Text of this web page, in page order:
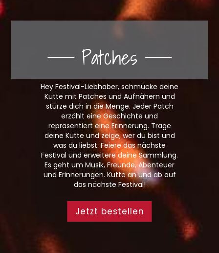
Patches
Hey Festival-Liebhaber, schmücke deine
Kutte mit Patches und Aufnähern und
stürze dich in die Menge. Jeder Patch
erzählt eine Geschichte und
repräsentiert eine Erinnerung. Trage
deine Kutte und zeige, wer du bist und
was du liebst. Feiere das nächste
Festival und erweitere deine Sammlung.
Es geht um Musik, Freunde, Abenteuer
und Erinnerungen. Kutte an und ab auf
das nächste Festival!
Jetzt bestellen